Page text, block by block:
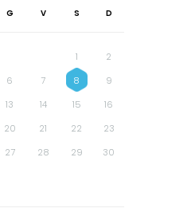
G V S D
1
2
6 7 8
9
13 14 15
16
20 21 22
23
27 28 29
30